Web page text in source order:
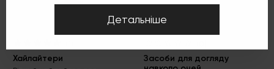
Хайлайтери
Засоби для догляду
Детальніше